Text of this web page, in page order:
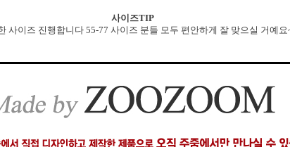
사이즈TIP
사이즈 진행합니다 55-77 사이즈 분들 모두 편안하게 잘 맞으실 거예요